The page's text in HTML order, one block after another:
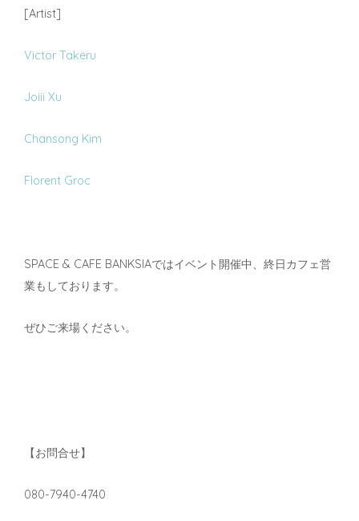
[Artist]
Victor Takeru
Joiii Xu
Chansong Kim
Florent Groc
SPACE & CAFE BANKSIAではイベント開催中、終日カフェ営
業もしております。
ぜひご来場ください。
【お問合せ】
080-7940-4740